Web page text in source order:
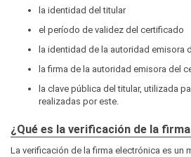
la identidad del titular
el período de validez del certificado
la identidad de la autoridad emisora
la firma de la autoridad emisora del
la clave pública del titular, utilizada
realizadas por este.
¿Qué es la verificación de la
La verificación de la firma electrónica es un